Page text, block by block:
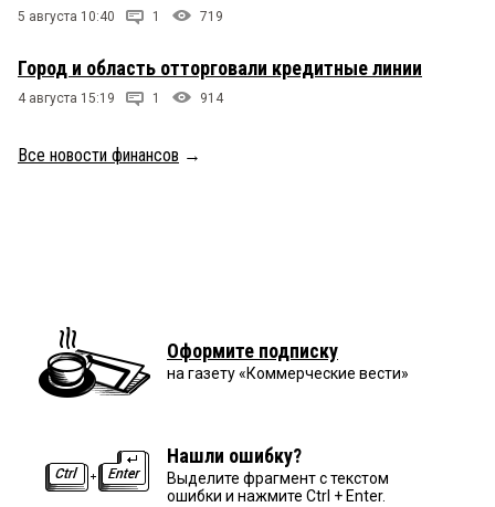
5 августа 10:40 1 719
Город и область отторговали кредитные линии
4 августа 15:19 1 914
Все новости финансов →
Оформите подписку
на газету «Коммерческие вести»
Нашли ошибку?
Выделите фрагмент с текстом
ошибки и нажмите Ctrl + Enter.